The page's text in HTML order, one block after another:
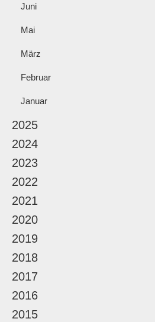
Juni
Mai
März
Februar
Januar
2025
2024
2023
2022
2021
2020
2019
2018
2017
2016
2015